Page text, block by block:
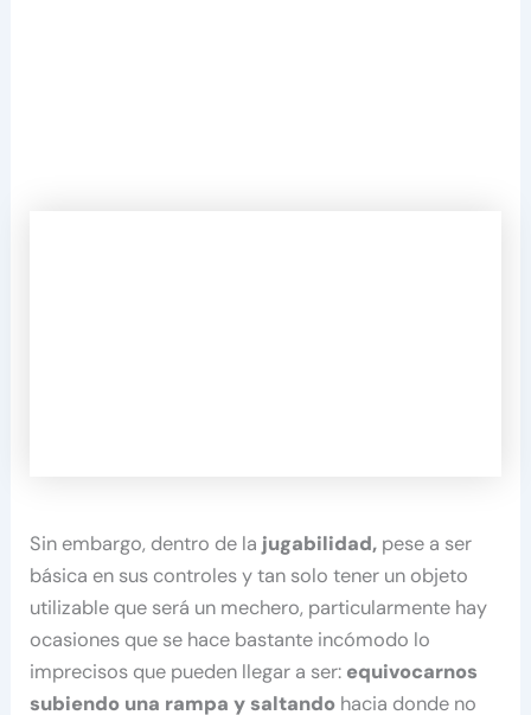
Sin embargo, dentro de la jugabilidad, pese a ser
básica en sus controles y tan solo tener un objeto
utilizable que será un mechero, particularmente hay
ocasiones que se hace bastante incómodo lo
imprecisos que pueden llegar a ser: equivocarnos
subiendo una rampa y saltando hacia donde no